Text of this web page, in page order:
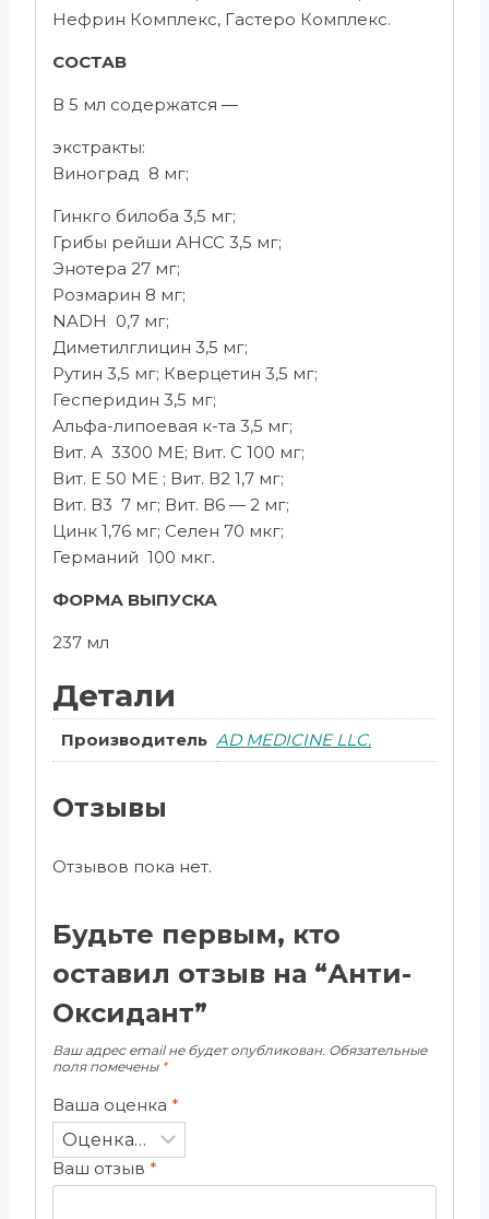
Нефрин Комплекс, Гастеро Комплекс.
СОСТАВ
В 5 мл содержатся —
экстракты:
Виноград 8 мг;
Гинкго билоба 3,5 мг;
Грибы рейши АНСС 3,5 мг;
Энотера 27 мг;
Розмарин 8 мг;
NADH 0,7 мг;
Диметилглицин 3,5 мг;
Рутин 3,5 мг; Кверцетин 3,5 мг;
Гесперидин 3,5 мг;
Альфа-липоевая к-та 3,5 мг;
Вит. А 3300 МЕ; Вит. С 100 мг;
Вит. Е 50 МЕ ; Вит. В2 1,7 мг;
Вит. В3 7 мг; Вит. В6 — 2 мг;
Цинк 1,76 мг; Селен 70 мкг;
Германий 100 мкг.
ФОРМА ВЫПУСКА
237 мл
Детали
Производитель AD MEDICINE LLC.
Отзывы
Отзывов пока нет.
Будьте первым, кто
оставил отзыв на “Анти-
Оксидант”
Ваш адрес email не будет опубликован. Обязательные
поля помечены *
Ваша оценка *
Ваш отзыв *